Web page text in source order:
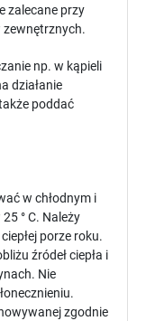
zalecane przy
zewnętrznych.
np. w kąpieli
działanie
poddać
w chłodnym i
° C. Należy
porze roku.
źródeł ciepła i
Nie
zgodnie